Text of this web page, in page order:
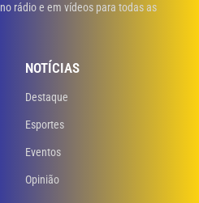
rádio e em vídeos para todas as
NOTÍCIAS
Destaque
Esportes
Eventos
Opinião